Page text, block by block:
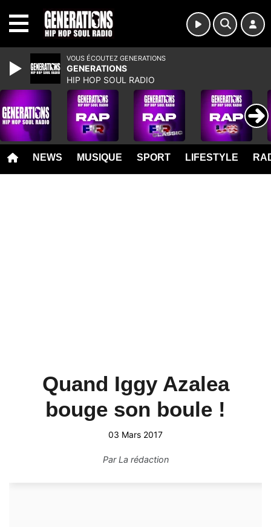
NEWS MUSIQUE SPORT LIFESTYLE
Quand Iggy Azalea
bouge son boule !
03 Mars 2017
ParLa rédaction
VOUS ÉCOUTEZ GENERATIONS
GENERATIONS
HIP HOP SOUL RADIO